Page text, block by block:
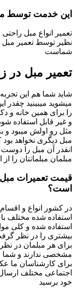
این خدمت توسط
تعمیر انواع مبل
نظیر توسط تعمیر
شماست
تعمیر مبل در
شاید شما هم این
میشوید میبینید چقدر
را برای همین خانه و
و غیر قابل استفاده
مثل رو اولش میبود و
مبل دیگری نخواهد
انقدر آن مبل را دوست
مبلمان مبلمانتان را
قیمت تعمیرات
است؟
در کشور انواع و
استفاده شده مختلف
استفاده شده و کلی
بیشتری را در نظر
برای هر مبلمان در
مشخصی ندارند و شما
برای کارشناسان ما
اجتماعی مختلف
خود برسید